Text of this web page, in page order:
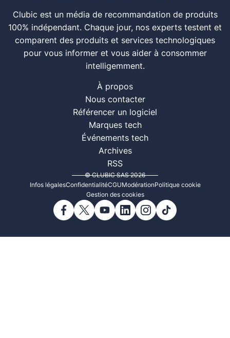
Clubic est un média de recommandation de produits
100% indépendant. Chaque jour, nos experts testent et
comparent des produits et services technologiques
pour vous informer et vous aider à consommer
intelligemment.
À propos
Nous contacter
Référencer un logiciel
Marques tech
Événements tech
Archives
RSS
© CLUBIC SAS 2026
Infos légalesConfidentialitéCGUModérationPolitique cookie
Gestion des cookies